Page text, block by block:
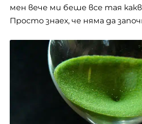
мен вече ми беше все тая
Просто знаех, че няма да